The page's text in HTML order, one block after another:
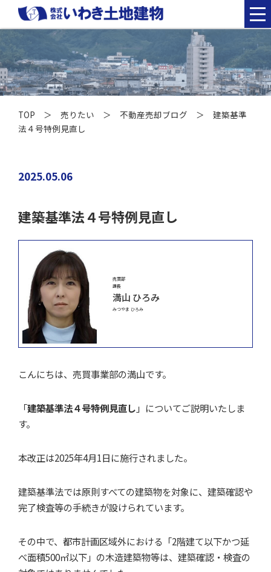
TOP ＞ 売りたい ＞ 不動産売却ブログ ＞ 建築基準
法４号特例見直し
2025.05.06
建築基準法４号特例見直し
売買部
課長
満山 ひろみ
みつやま ひろみ
こんにちは、売買事業部の満山です。
「建築基準法４号特例見直し 」についてご説明いたしま
す。
本改正は2025年4月1日に施行されました。
建築基準法では原則すべての建築物を対象に、建築確認や
完了検査等の手続きが設けられています。
その中で、都市計画区域外における「2階建て以下かつ延
べ面積500㎡以下」の木造建築物等は、建築確認・検査の